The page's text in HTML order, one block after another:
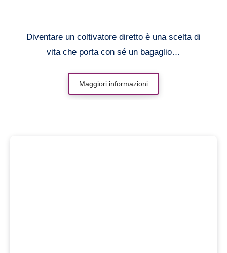
Diventare un coltivatore diretto è una scelta di
vita che porta con sé un bagaglio…
Maggiori informazioni